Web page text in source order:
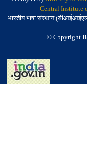
Central Institute
भारतीय भाषा संस्थान
© Copyright